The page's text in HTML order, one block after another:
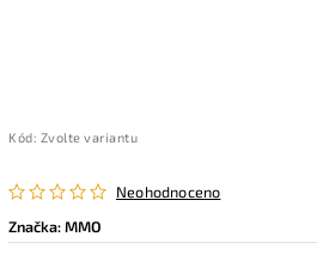
Kód: Zvolte variantu
Neohodnoceno
Značka:MMO